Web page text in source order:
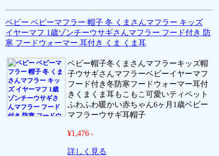
ベビー ベビーマフラー 帽子 冬 くまさんマフラー キッズ
イヤーマフ 1歳ゾンチーウサギさんマフラー フード付き 防
寒 フードウォーマー 耳付き くま くま耳
ベビー帽子冬くまさんマフラーキッズ帽
子ウサギさんマフラーベビーイヤーマフ
フード付き冬防寒フードウォーマー耳付
きくまくま耳もこもこ可愛いティペット
ふわふわ暖かい赤ちゃん6ヶ月1歳ベビー
マフラーウサギ耳帽子
¥1,476 -
詳しく見る